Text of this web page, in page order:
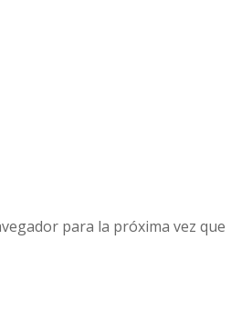
para la próxima vez que